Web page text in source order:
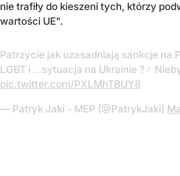
nie trafiły do kieszeni tych, którzy
wartości UE".
Patrzycie jak uzasadniają sankcje na
LGBT i …sytuacja na Ukrainie ?‍♂️
pic.twitter.com/PXLMhTBUY8
— Patryk Jaki - MEP (@PatrykJaki)